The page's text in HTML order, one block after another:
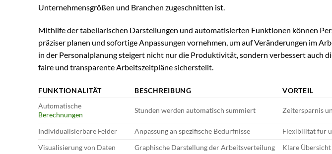
Unternehmensgrößen und Branchen zugeschnitten ist.
Mithilfe der tabellarischen Darstellungen und automatisierten Funktionen können
präziser planen und sofortige Anpassungen vornehmen, um auf Veränderungen im
in der Personalplanung steigert nicht nur die Produktivität, sondern verbessert auch
faire und transparente Arbeitszeitpläne sicherstellt.
FUNKTIONALITÄT BESCHREIBUNG
VORTEIL
Automatische
Berechnungen
Stunden werden automatisch summiert Zeitersparnis
Individualisierbare Felder Anpassung an spezifische Bedürfnisse
Flexibilität für
Visualisierung von Daten
Graphische Darstellung der Arbeitsverteilung Klare